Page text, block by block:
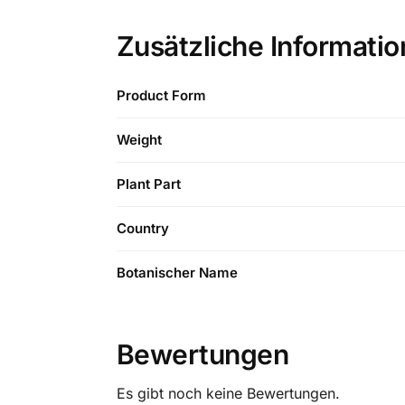
Zusätzliche
Product Form
Weight
Plant Part
Country
Botanischer Name
Bewertungen
Es gibt noch keine Bewertungen.